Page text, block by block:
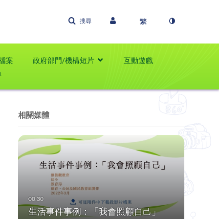
搜尋
案 政府部門/機構短片
互動遊戲
相關媒體
生活事件事例：「我會照顧自己」